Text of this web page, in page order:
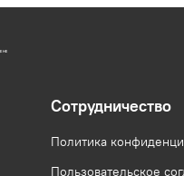
Сотрудничество
Политика
Пользовательское